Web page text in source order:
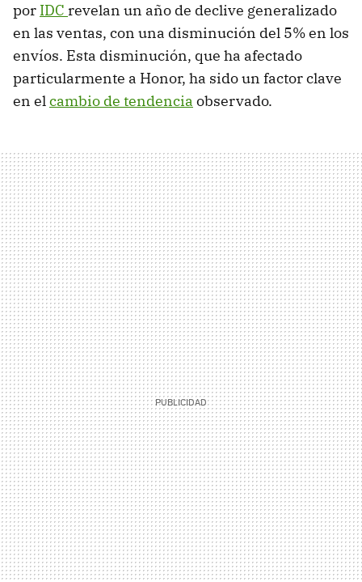
por IDC revelan un año de declive generalizado
en las ventas, con una disminución del 5% en los
envíos. Esta disminución, que ha afectado
particularmente a Honor, ha sido un factor clave
en elcambio de tendencia observado.